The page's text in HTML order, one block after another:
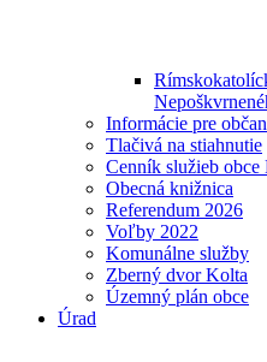
Informácie pre
Tlačivá na stiahnutie
Cenník služieb obce
Obecná knižnica
Referendum 2026
Voľby 2022
Komunálne služby
Zberný dvor Kolta
Územný plán obce
Úrad